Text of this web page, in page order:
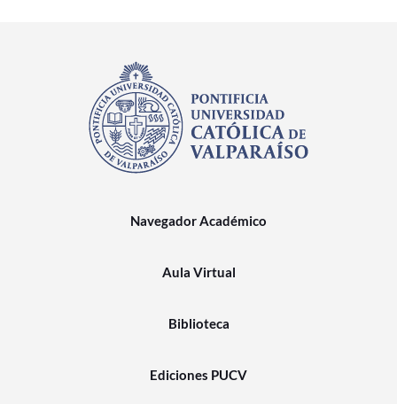
Navegador Académico
Aula Virtual
Biblioteca
Ediciones PUCV